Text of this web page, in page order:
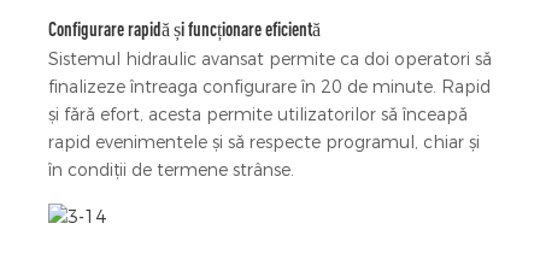
Configurare rapidă și funcționare eficientă
Sistemul hidraulic avansat permite ca doi operatori să
finalizeze întreaga configurare în 20 de minute. Rapid
și fără efort, acesta permite utilizatorilor să înceapă
rapid evenimentele și să respecte programul, chiar și
în condiții de termene strânse.